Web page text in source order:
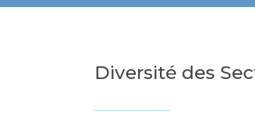
Diversité des